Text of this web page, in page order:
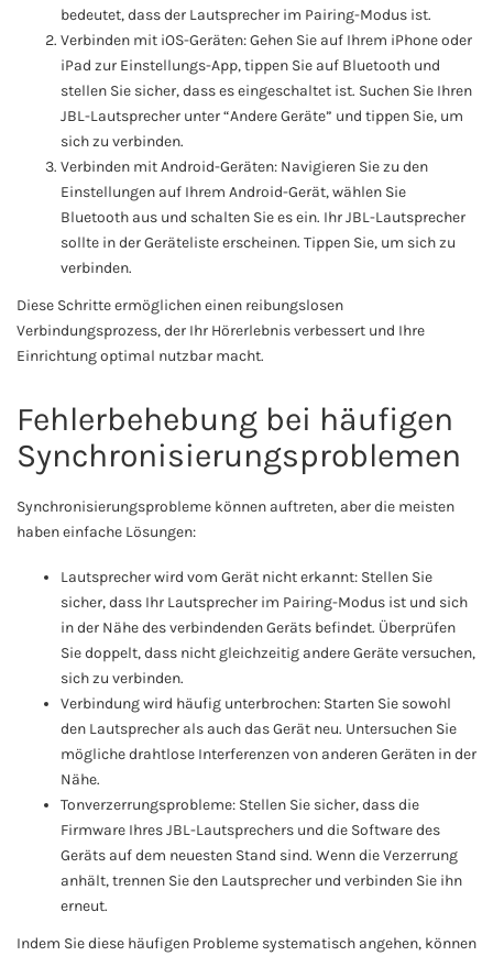
bedeutet, dass der Lautsprecher im Pairing-Modus ist.
Verbinden mit iOS-Geräten: Gehen Sie auf Ihrem iPhone oder
iPad zur Einstellungs-App, tippen Sie auf Bluetooth und
stellen Sie sicher, dass es eingeschaltet ist. Suchen Sie Ihren
JBL-Lautsprecher unter “Andere Geräte” und tippen Sie, um
sich zu verbinden.
Verbinden mit Android-Geräten: Navigieren Sie zu den
Einstellungen auf Ihrem Android-Gerät, wählen Sie
Bluetooth aus und schalten Sie es ein. Ihr JBL-Lautsprecher
sollte in der Geräteliste erscheinen. Tippen Sie, um sich zu
verbinden.
Diese Schritte ermöglichen einen reibungslosen
Verbindungsprozess, der Ihr Hörerlebnis verbessert und Ihre
Einrichtung optimal nutzbar macht.
Fehlerbehebung bei häufigen
Synchronisierungsproblemen
Synchronisierungsprobleme können auftreten, aber die meisten
haben einfache Lösungen:
Lautsprecher wird vom Gerät nicht erkannt: Stellen Sie
sicher, dass Ihr Lautsprecher im Pairing-Modus ist und sich
in der Nähe des verbindenden Geräts befindet. Überprüfen
Sie doppelt, dass nicht gleichzeitig andere Geräte versuchen,
sich zu verbinden.
Verbindung wird häufig unterbrochen: Starten Sie sowohl
den Lautsprecher als auch das Gerät neu. Untersuchen Sie
mögliche drahtlose Interferenzen von anderen Geräten in der
Nähe.
Tonverzerrungsprobleme: Stellen Sie sicher, dass die
Firmware Ihres JBL-Lautsprechers und die Software des
Geräts auf dem neuesten Stand sind. Wenn die Verzerrung
anhält, trennen Sie den Lautsprecher und verbinden Sie ihn
erneut.
Indem Sie diese häufigen Probleme systematisch angehen, können